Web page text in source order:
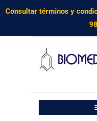
Consultar términos y